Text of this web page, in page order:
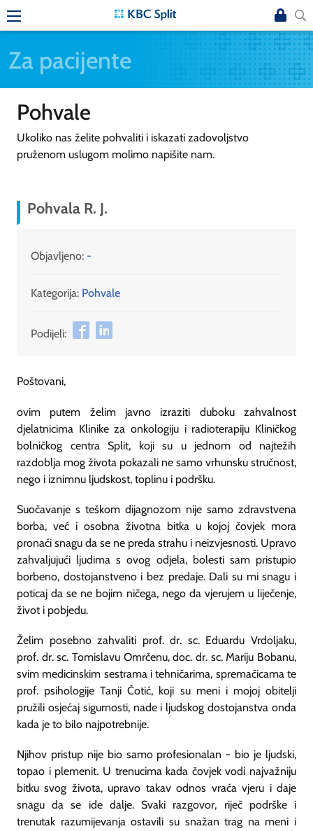
Za pacijente
Pohvale
Ukoliko nas želite pohvaliti i iskazati zadovoljstvo
pruženom uslugom molimo napišite nam.
Pohvala R. J.
Objavljeno: -
Kategorija: Pohvale
Podijeli:
Poštovani,
ovim putem želim javno izraziti duboku zahvalnost
djelatnicima Klinike za onkologiju i radioterapiju Kliničkog
bolničkog centra Split, koji su u jednom od najtežih
razdoblja mog života pokazali ne samo vrhunsku stručnost,
nego i iznimnu ljudskost, toplinu i podršku.
Suočavanje s teškom dijagnozom nije samo zdravstvena
borba, već i osobna životna bitka u kojoj čovjek mora
pronaći snagu da se ne preda strahu i neizvjesnosti. Upravo
zahvaljujući ljudima s ovog odjela, bolesti sam pristupio
borbeno, dostojanstveno i bez predaje. Dali su mi snagu i
poticaj da se ne bojim ničega, nego da vjerujem u liječenje,
život i pobjedu.
Želim posebno zahvaliti prof. dr. sc. Eduardu Vrdoljaku,
prof. dr. sc. Tomislavu Omrčenu, doc. dr. sc. Mariju Bobanu,
svim medicinskim sestrama i tehničarima, spremačicama te
prof. psihologije Tanji Čotić, koji su meni i mojoj obitelji
pružili osjećaj sigurnosti, nade i ljudskog dostojanstva onda
kada je to bilo najpotrebnije.
Njihov pristup nije bio samo profesionalan - bio je ljudski,
topao i plemenit. U trenucima kada čovjek vodi najvažniju
bitku svog života, upravo takav odnos vraća vjeru i daje
snagu da se ide dalje. Svaki razgovor, riječ podrške i
trenutak razumijevanja ostavili su snažan trag na meni i